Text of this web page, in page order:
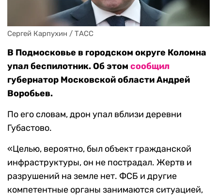
Сергей Карпухин / ТАСС
В Подмосковье в городском округе Коломна
упал беспилотник. Об этом сообщил
губернатор Московской области Андрей
Воробьев.
По его словам, дрон упал вблизи деревни
Губастово.
«Целью, вероятно, был объект гражданской
инфраструктуры, он не пострадал. Жертв и
разрушений на земле нет. ФСБ и другие
компетентные органы занимаются ситуацией,